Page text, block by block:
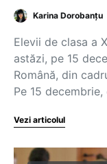
Karina Dorobanțu
Elevii de clasa a
astăzi, pe 15
Română, din
Pe 15
Vezi articolul